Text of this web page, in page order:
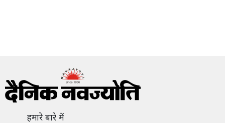
हमारे बारे में